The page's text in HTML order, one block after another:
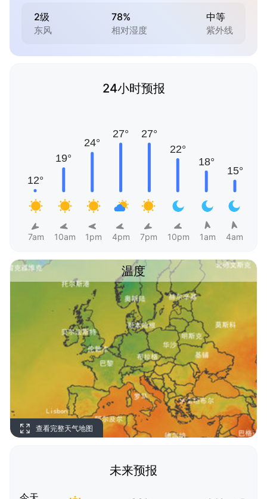
2级
东风
78%
相对湿度
中等
紫外线
24小时预报
7am 10am 1pm 4pm 7pm 10pm 1am 4am
温度
查看完整天气地图
未来预报